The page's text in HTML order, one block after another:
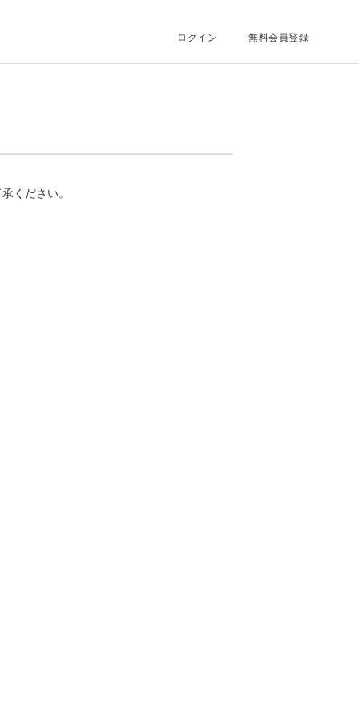
ログイン 無料会員登録
ください。